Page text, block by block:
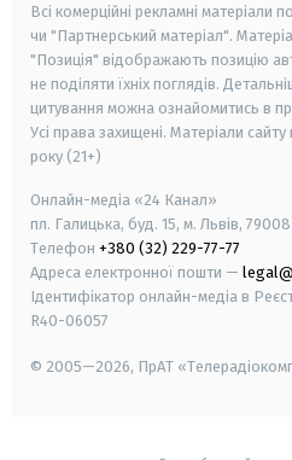
Всі комерційні рекламні матеріали
чи "Партнерський матеріал".
"Позиція" відображають позицію
не поділяти їхніх поглядів.
цитування можна ознайомитись в
Усі права захищені. Матеріали сайту
року (21+)
Онлайн-медіа «24 Канал»
пл. Галицька, буд. 15, м. Львів, 79008
Телефон +380 (32) 229-77-77
Адреса електронної пошти —
Ідентифікатор онлайн-медіа в
R40-06057
© 2005—2026, ПрАТ